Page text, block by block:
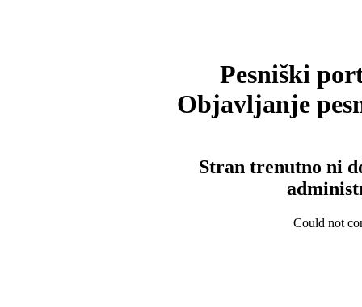
Pesniški
Objavljanje
Stran trenutno ni
Could not